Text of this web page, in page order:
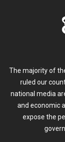
The majority of
ruled our
national media
and economic
expose the